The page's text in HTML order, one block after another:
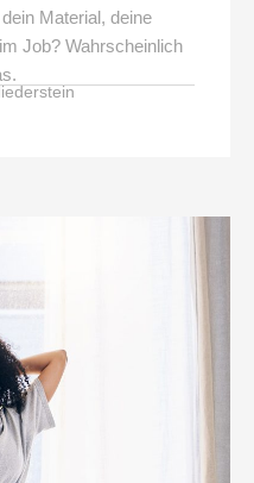
Material, deine
Job? Wahrscheinlich